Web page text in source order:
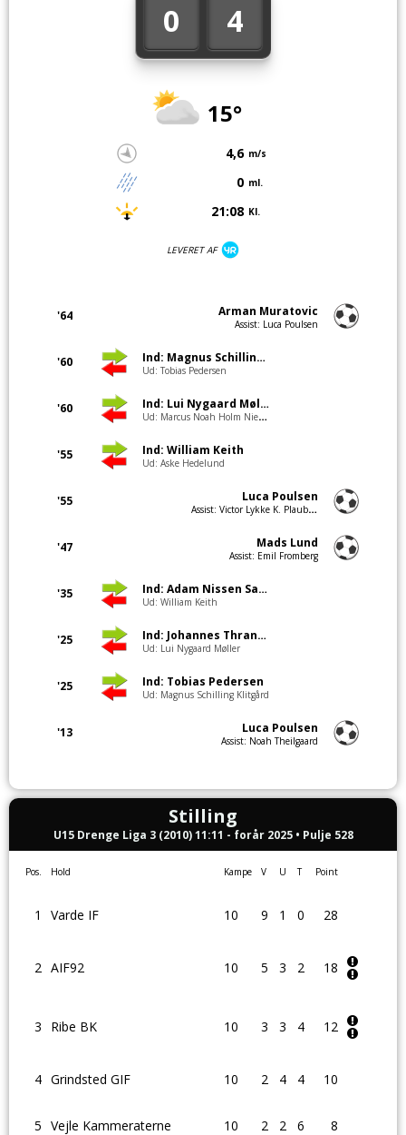
0 4
15°
4,6 m/s
0 ml.
21:08 Kl.
LEVERET AF
'64 Arman Muratovic
Assist: Luca Poulsen
'60 Ind: Magnus Schilling Klitgård
Ud: Tobias Pedersen
'60 Ind: Lui Nygaard Møller
Ud: Marcus Noah Holm Nielsen
'55 Ind: William Keith
Ud: Aske Hedelund
'55 Luca Poulsen
Assist: Victor Lykke K. Plauborg
'47 Mads Lund
Assist: Emil Fromberg
'35 Ind: Adam Nissen Sabic
Ud: William Keith
'25 Ind: Johannes Thrane Rasmussen
Ud: Lui Nygaard Møller
'25 Ind: Tobias Pedersen
Ud: Magnus Schilling Klitgård
'13 Luca Poulsen
Assist: Noah Theilgaard
Stilling
U15 Drenge Liga 3 (2010) 11:11 - forår 2025 • Pulje 528
Pos. Hold Kampe V U T Point
1 Varde IF 10 9 1 0 28
2 AIF92 10 5 3 2 18
3 Ribe BK 10 3 3 4 12
4 Grindsted GIF 10 2 4 4 10
5 Vejle Kammeraterne 10 2 2 6 8